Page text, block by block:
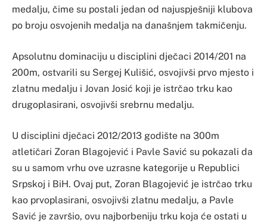
medalju, čime su postali jedan od najuspješniji klubova
po broju osvojenih medalja na današnjem takmičenju.
Apsolutnu dominaciju u disciplini dječaci 2014/201 na
200m, ostvarili su Sergej Kulišić, osvojivši prvo mjesto i
zlatnu medalju i Jovan Josić koji je istrčao trku kao
drugoplasirani, osvojivši srebrnu medalju.
U disciplini dječaci 2012/2013 godište na 300m
atletičari Zoran Blagojević i Pavle Savić su pokazali da
su u samom vrhu ove uzrasne kategorije u Republici
Srpskoj i BiH. Ovaj put, Zoran Blagojević je istrčao trku
kao prvoplasirani, osvojivši zlatnu medalju, a Pavle
Savić je završio, ovu najborbeniju trku koja će ostati u